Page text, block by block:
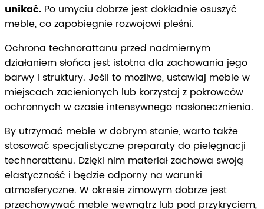
unikać. Po umyciu dobrze jest dokładnie osuszyć
meble, co zapobiegnie rozwojowi pleśni.
Ochrona technorattanu przed nadmiernym
działaniem słońca jest istotna dla zachowania jego
barwy i struktury. Jeśli to możliwe, ustawiaj meble w
miejscach zacienionych lub korzystaj z pokrowców
ochronnych w czasie intensywnego nasłonecznienia.
By utrzymać meble w dobrym stanie, warto także
stosować specjalistyczne preparaty do pielęgnacji
technorattanu. Dzięki nim materiał zachowa swoją
elastyczność i będzie odporny na warunki
atmosferyczne. W okresie zimowym dobrze jest
przechowywać meble wewnątrz lub pod przykryciem,